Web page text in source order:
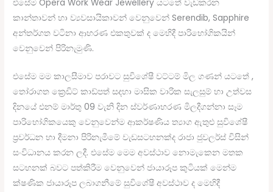
එසේම Opera Work Wear Jewellery යටතේ වැඩකරන
කාන්තාවන් හා ව්‍යවසායිකාවන් වෙනුවෙන් Serendib, Sapphire
අන්තර්ගත වටිනා ආභරණ එකතුවක් ද මෙහිදී පාරිභෝගිකයින්
වෙනුවෙන් පිරිනැමුණි.
එසේම මම කාලසීමාව පරාවට සුවිශේෂී වට්ටම් මිල ගණන් යටතේ ,
තෝරාගත ක්‍රෙඩිට් කාඩ්පත් සදහා මාසික වාරික සැලසුම් හා උත්වස
දිනයේ එනම් මාර්තු 09 වැනි දින ස්වර්ණාභරණ මිලදීගන්නා සෑම
පාරිභෝගිකයෙකු වෙනුවෙන්ම ආකර්ෂණිය ත්‍යාග ඇතුළු සුවිශේෂී
ප්‍රවර්ධන හා දීමනා පිරිනැමීමේ වැඩසටහනක්ද රාජා ජුවලර්ස් විසින්
සංවිධානය කරන ලදී. එසේම මෙම අවස්ථාව නොමැකෙන මතක
සටහනක් බවට පත්කිරීම වෙනුවෙන් ජායාරූප කුටියක් මෙන්ම
ක්ෂණික ජායාරූප ලබාගනීමේ සුවිශේෂී අවස්ථාව ද මෙහිදී